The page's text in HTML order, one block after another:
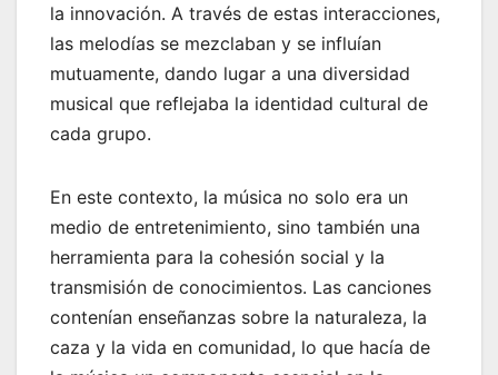
la innovación. A través de estas interacciones,
las melodías se mezclaban y se influían
mutuamente, dando lugar a una diversidad
musical que reflejaba la identidad cultural de
cada grupo.
En este contexto, la música no solo era un
medio de entretenimiento, sino también una
herramienta para la cohesión social y la
transmisión de conocimientos. Las canciones
contenían enseñanzas sobre la naturaleza, la
caza y la vida en comunidad, lo que hacía de